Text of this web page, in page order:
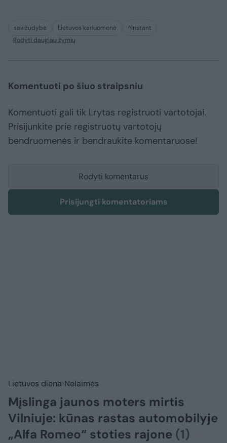
savižudybė Lietuvos kariuomenė
^Instant
Rodyti daugiau žymių
Komentuoti po šiuo straipsniu
Komentuoti gali tik Lrytas registruoti vartotojai.
Prisijunkite prie registruotų vartotojų
bendruomenės ir bendraukite komentaruose!
Rodyti komentarus
Prisijungti komentatoriams
Lietuvos diena Nelaimės
Mįslinga jaunos moters mirtis
Vilniuje: kūnas rastas automobilyje
„Alfa Romeo“ stoties rajone (1)